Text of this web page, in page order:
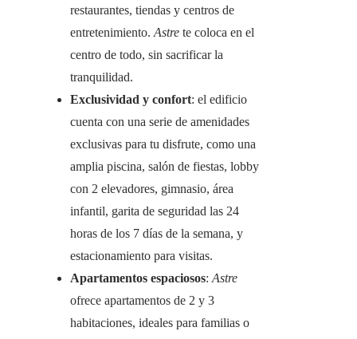
restaurantes, tiendas y centros de
entretenimiento. Astre te coloca en el
centro de todo, sin sacrificar la
tranquilidad.
Exclusividad y confort: el edificio
cuenta con una serie de amenidades
exclusivas para tu disfrute, como una
amplia piscina, salón de fiestas, lobby
con 2 elevadores, gimnasio, área
infantil, garita de seguridad las 24
horas de los 7 días de la semana, y
estacionamiento para visitas.
Apartamentos espaciosos: Astre
ofrece apartamentos de 2 y 3
habitaciones, ideales para familias o